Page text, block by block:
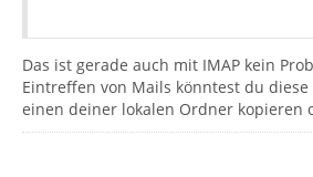
Das ist gerade auch mit IMAP kein
Eintreffen von Mails könntest du
einen deiner lokalen Ordner kopieren